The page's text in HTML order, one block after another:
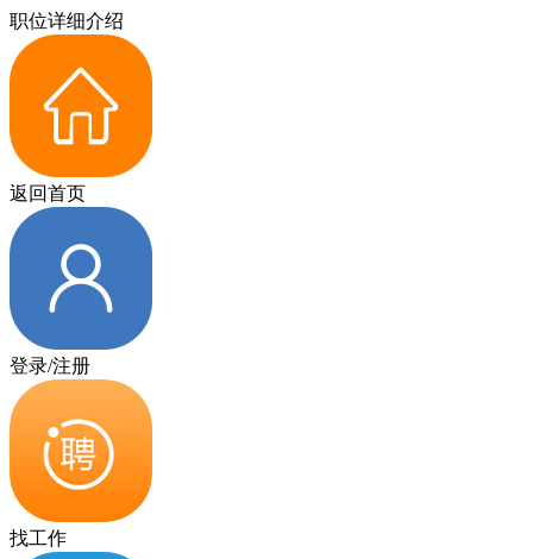
职位详细介绍
返回首页
登录/注册
找工作